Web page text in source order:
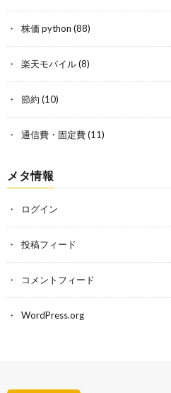
株価 python (88)
楽天モバイル(8)
節約 (10)
通信費・固定費(11)
メタ情報
ログイン
投稿フィード
コメントフィード
WordPress.org